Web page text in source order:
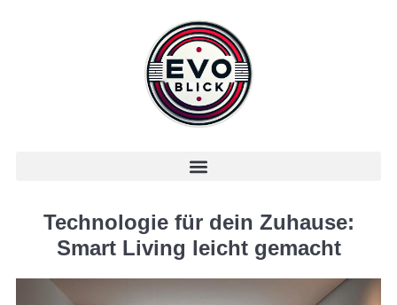
Technologie für dein Zuhause:
Smart Living leicht gemacht